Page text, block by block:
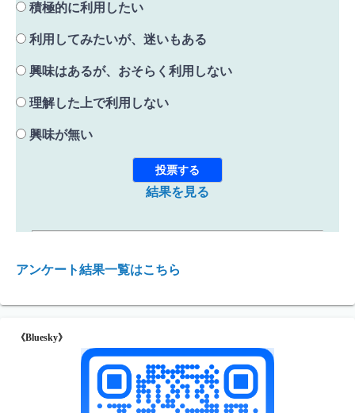
積極的に利用したい
利用してみたいが、迷いもある
興味はあるが、おそらく利用しない
理解した上で利用しない
興味が無い
結果を見る
アンケート結果一覧はこちら
《Bluesky》